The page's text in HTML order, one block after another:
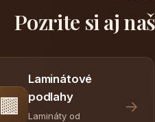
Pozrite si aj
🟫
Laminátové
podlahy
Lamináty od
→